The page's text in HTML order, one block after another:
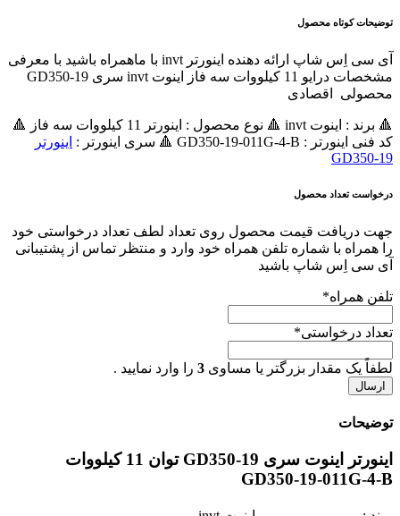
توضیحات کوتاه محصول
آی سی اِس شاپ ارائه دهنده اینورتر invt با ماهمراه باشید با معرفی
مشخصات درایو 11 کیلووات سه فاز اینوت invt سری GD350-19
محصولی اقصادی
🔺 برند : اینوت invt 🔺 نوع محصول : اينورتر 11 کیلووات سه فاز 🔺
کد فنی اینورتر : GD350-19-011G-4-B 🔺 سری اینورتر :
اينورتر
GD350-19
درخواست تعداد محصول
جهت دریافت قیمت محصول روی تعداد لطف تعداد درخواستی خود
را همراه با شماره تلفن همراه خود وارد و منتظر تماس از پشتیبانی
آی سی اِس شاپ باشید
تلفن همراه*
تعداد درخواستی*
لطفاً یک مقدار بزرگتر یا مساوی 3 را وارد نمایید .
توضیحات
اینورتر اینوت سری GD350-19 توان 11 کیلووات
GD350-19-011G-4-B